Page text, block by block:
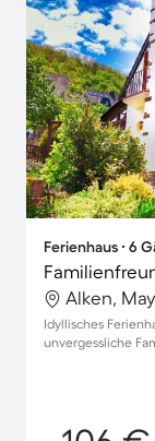
Ferienhaus ∙ 6
Alken,
Idyllisches
unvergessliche